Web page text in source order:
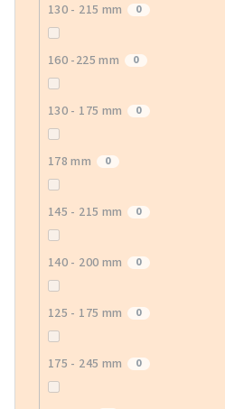
130 - 215 mm 0
160 -225 mm 0
130 - 175 mm 0
178 mm 0
145 - 215 mm 0
140 - 200 mm 0
125 - 175 mm 0
175 - 245 mm 0